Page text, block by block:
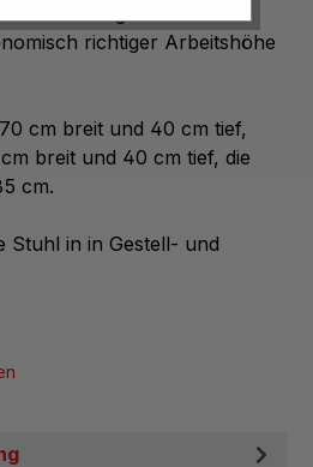
angenehm: die
richtiger Arbeitshöhe
cm breit und 40 cm tief,
breit und 40 cm tief, die
cm.
Stuhl in in Gestell- und